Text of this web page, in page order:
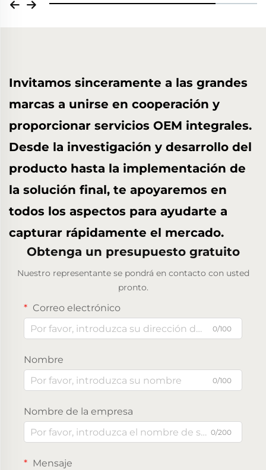
Invitamos sinceramente a las grandes
marcas a unirse en cooperación y
proporcionar servicios OEM integrales.
Desde la investigación y desarrollo del
producto hasta la implementación de
la solución final, te apoyaremos en
todos los aspectos para ayudarte a
capturar rápidamente el mercado.
Obtenga un presupuesto gratuito
Nuestro representante se pondrá en contacto con usted
pronto.
Correo electrónico
0/100
Nombre
0/100
Nombre de la empresa
0/200
Mensaje